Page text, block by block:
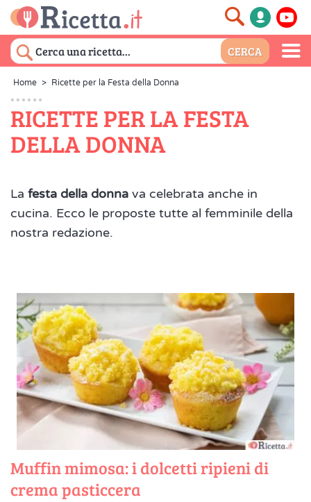
Home > Ricette per la Festa della Donna
RICETTE PER LA FESTA
DELLA DONNA
La festa della donna va celebrata anche in
cucina. Ecco le proposte tutte al femminile della
nostra redazione.
Muffin mimosa: i dolcetti ripieni di
crema pasticcera